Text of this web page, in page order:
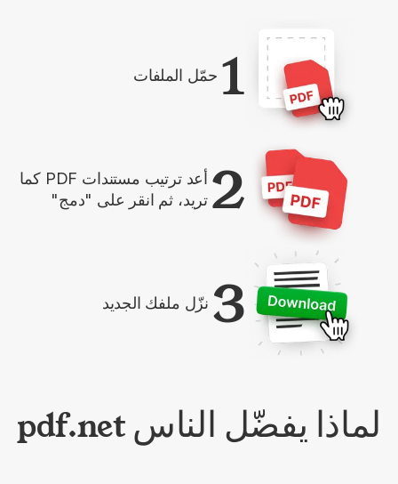
1 حمّل الملفات
2
أعد ترتيب مستندات PDF كما
تريد، ثم انقر على "دمج"
3 نزّل ملفك الجديد
لماذا يفضّل الناس pdf.net